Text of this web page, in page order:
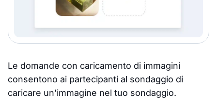
Le domande con caricamento di immagini
consentono ai partecipanti al sondaggio di
caricare un’immagine nel tuo sondaggio.